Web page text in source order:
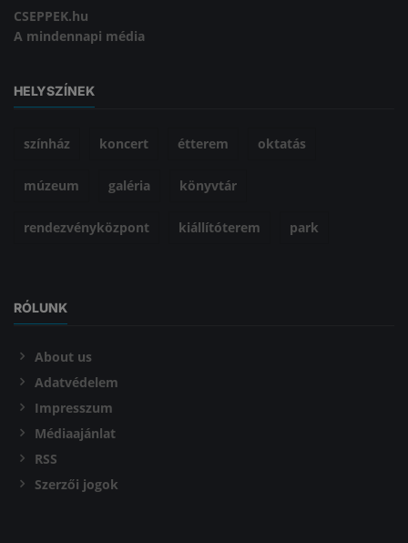
CSEPPEK.hu
A mindennapi média
HELYSZÍNEK
színház koncert étterem oktatás
múzeum galéria könyvtár
rendezvényközpont kiállítóterem park
RÓLUNK
About us
Adatvédelem
Impresszum
Médiaajánlat
RSS
Szerzői jogok